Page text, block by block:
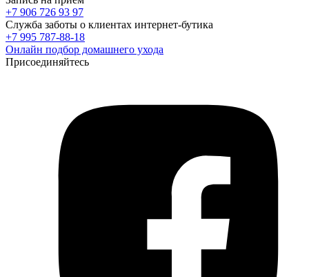
+7 906 726 93 97
Служба заботы о клиентах интернет-бутика
+7 995 787-88-18
Онлайн подбор домашнего ухода
Присоединяйтесь